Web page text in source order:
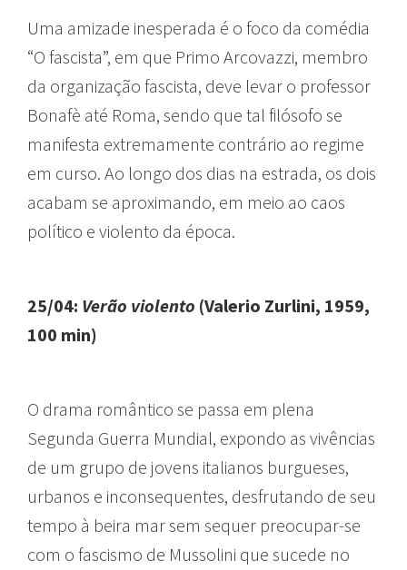
Uma amizade inesperada é o foco da comédia
“O fascista”, em que Primo Arcovazzi, membro
da organização fascista, deve levar o professor
Bonafè até Roma, sendo que tal filósofo se
manifesta extremamente contrário ao regime
em curso. Ao longo dos dias na estrada, os dois
acabam se aproximando, em meio ao caos
político e violento da época.
25/04: Verão violento (Valerio Zurlini, 1959,
100 min)
O drama romântico se passa em plena
Segunda Guerra Mundial, expondo as vivências
de um grupo de jovens italianos burgueses,
urbanos e inconsequentes, desfrutando de seu
tempo à beira mar sem sequer preocupar-se
com o fascismo de Mussolini que sucede no